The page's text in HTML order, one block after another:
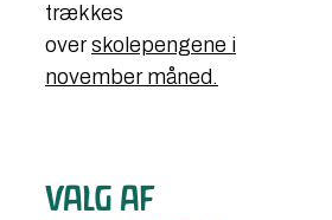
trækkes
overskolepengene i
november måned.
VALG AF